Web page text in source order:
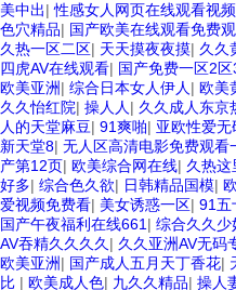
美中出|性感女人网页在线观看视频
色穴精品| 国产欧美在线观看免费
久热一区二区| 天天摸夜夜摸| 久久
四虎AV在线观看| 国产免费一区2
欧美亚洲| 综合日本女人伊人 | 欧美
久久怡红院| 操人人 | 久久成人东京
人的天堂麻豆| 91爽啪| 亚欧性爱无
新天堂8| 无人区高清电影免费观看
产第12页| 欧美综合网在线| 久热这
好多| 综合色久欲| 日韩精品国模|
爱视频免费看| 美女诱惑一区| 91五
国产午夜福利在线661 | 综合久久少
AV吞精久久久久 | 久久亚洲AV无码
欧美亚洲| 国产成人五月天丁香花|
比 | 欧美成人色| 九久久精品| 操人